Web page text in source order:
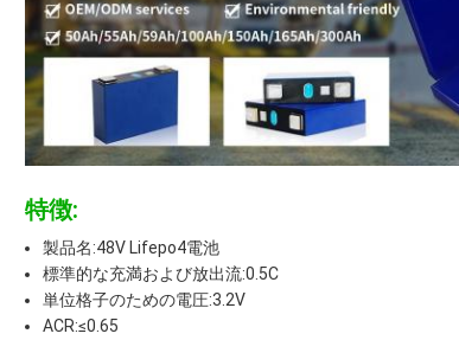
特徴:
製品名:48V Lifepo4電池
標準的な充満および放出流:0.5C
単位格子のための電圧:3.2V
ACR:≤0.65